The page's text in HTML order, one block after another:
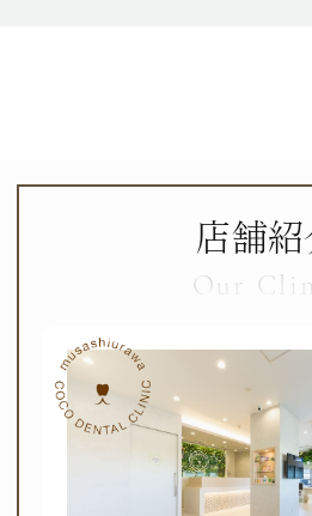
店舗紹
Our